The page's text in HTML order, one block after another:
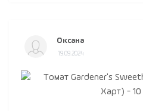
Оксана
19.09.2024